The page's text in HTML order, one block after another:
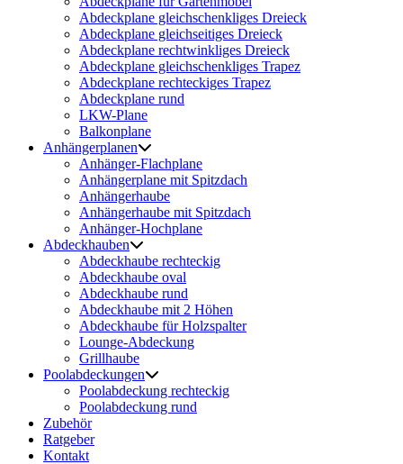
Abdeckplane gleichschenkliges Dreieck
Abdeckplane gleichseitiges Dreieck
Abdeckplane rechtwinkliges Dreieck
Abdeckplane gleichschenkliges Trapez
Abdeckplane rechteckiges Trapez
Abdeckplane rund
LKW-Plane
Balkonplane
Anhängerplanen
Anhänger-Flachplane
Anhängerplane mit Spitzdach
Anhängerhaube
Anhängerhaube mit Spitzdach
Anhänger-Hochplane
Abdeckhauben
Abdeckhaube rechteckig
Abdeckhaube oval
Abdeckhaube rund
Abdeckhaube mit 2 Höhen
Abdeckhaube für Holzspalter
Lounge-Abdeckung
Grillhaube
Poolabdeckungen
Poolabdeckung rechteckig
Poolabdeckung rund
Zubehör
Ratgeber
Kontakt